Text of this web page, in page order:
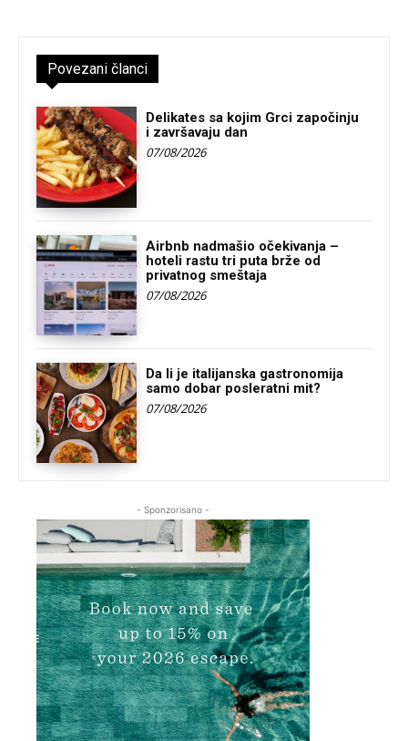
Povezani članci
Delikates sa kojim Grci započinju
i završavaju dan
07/08/2026
Airbnb nadmašio očekivanja –
hoteli rastu tri puta brže od
privatnog smeštaja
07/08/2026
Da li je italijanska gastronomija
samo dobar posleratni mit?
07/08/2026
- Sponzorisano -